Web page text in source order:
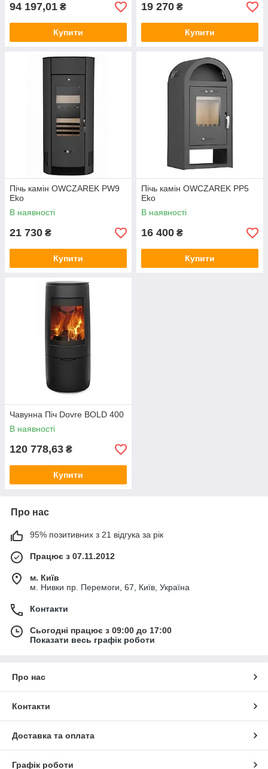
94 197,01 ₴
Купити
19 270 ₴
Купити
Пічь камін OWCZAREK PW9
Eko
В наявності
21 730 ₴
Купити
Пічь камін OWCZAREK PP5
Eko
В наявності
16 400 ₴
Купити
Чавунна Піч Dovre BOLD 400
В наявності
120 778,63 ₴
Купити
Про нас
95% позитивних з 21 відгука за рік
Працює з 07.11.2012
м. Київ
м. Нивки пр. Перемоги, 67, Київ, Україна
Контакти
Сьогодні працює з 09:00 до 17:00
Показати весь графік роботи
Про нас
Контакти
Доставка та оплата
Графік роботи